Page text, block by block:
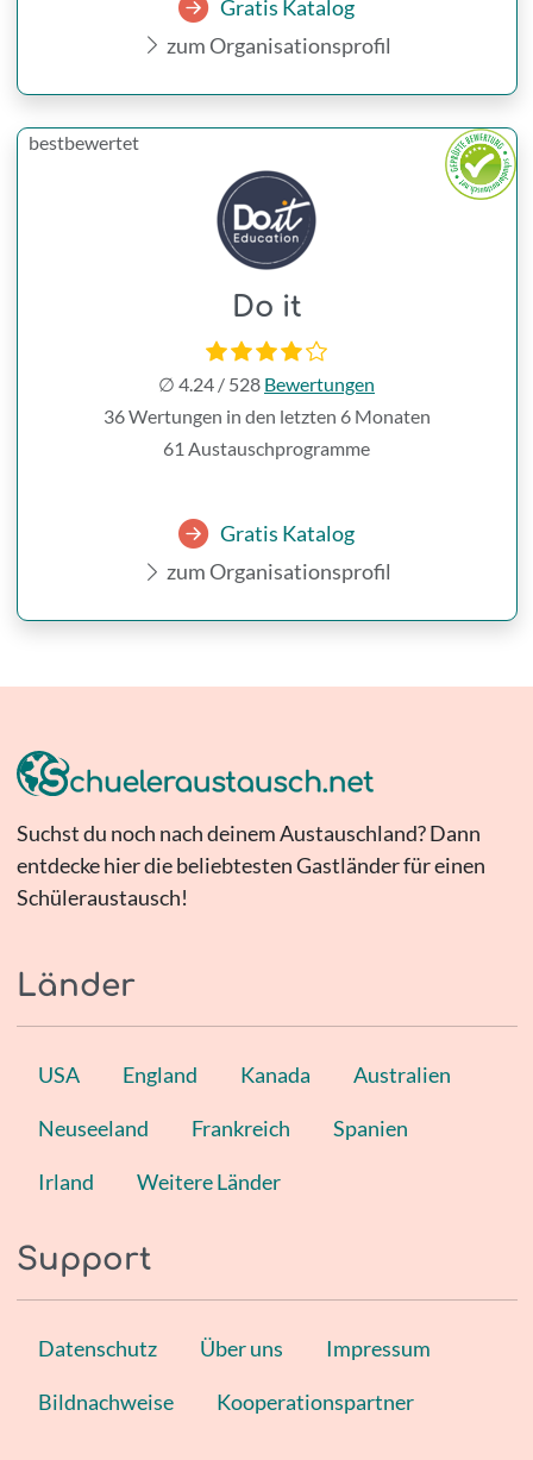
Gratis Katalog
zum Organisationsprofil
bestbewertet
Do it
∅ 4.24 / 528 Bewertungen
36 Wertungen in den letzten 6 Monaten
61 Austauschprogramme
Gratis Katalog
zum Organisationsprofil
Suchst du noch nach deinem Austauschland? Dann
entdecke hier die beliebtesten Gastländer für einen
Schüleraustausch!
Länder
USA England Kanada Australien
Neuseeland Frankreich Spanien
Irland Weitere Länder
Support
Datenschutz Über uns Impressum
Bildnachweise Kooperationspartner